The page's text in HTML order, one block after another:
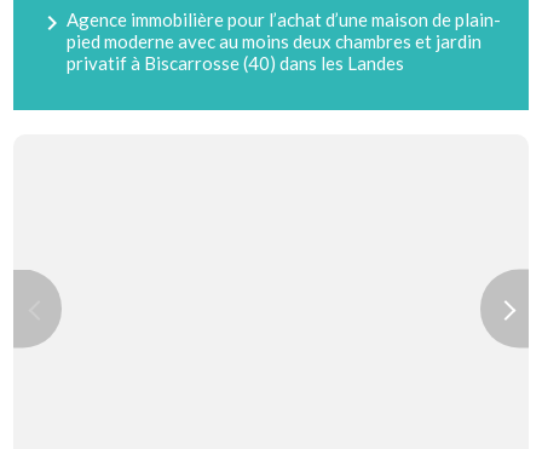
navigate_nextAgence immobilière pour l’achat d’une maison de plain-
pied moderne avec au moins deux chambres et jardin
privatif à Biscarrosse (40) dans les Landes
Previous Next